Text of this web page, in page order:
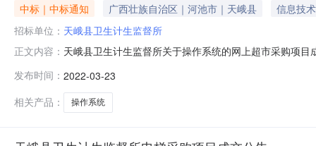
中标｜中标通知 广西壮族自治区｜河池市｜天峨县
信息技术
招标单位： 天峨县卫生计生监督所
正文内容： 天峨县卫生计生监督所关于操作系统的网上超市采购项
话:\/采购计划文号:采购计划金额（元）:预算总额（元）:
发布时间： 2022-03-23
相关产品：
操作系统